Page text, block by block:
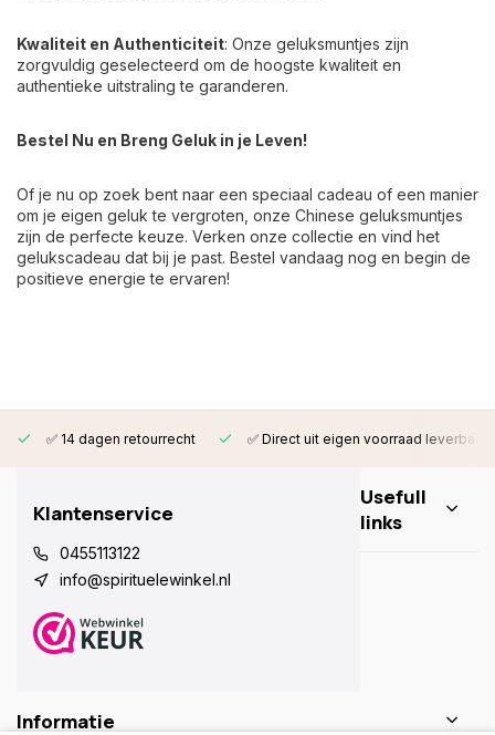
Kwaliteit en Authenticiteit: Onze geluksmuntjes zijn
zorgvuldig geselecteerd om de hoogste kwaliteit en
authentieke uitstraling te garanderen.
Bestel Nu en Breng Geluk in je Leven!
Of je nu op zoek bent naar een speciaal cadeau of een manier
om je eigen geluk te vergroten, onze Chinese geluksmuntjes
zijn de perfecte keuze. Verken onze collectie en vind het
gelukscadeau dat bij je past. Bestel vandaag nog en begin de
positieve energie te ervaren!
✅ 14 dagen retourrecht ✅ Direct uit eigen voorraad leverbaar
Klantenservice
0455113122
info@spirituelewinkel.nl
Usefull
links
Informatie